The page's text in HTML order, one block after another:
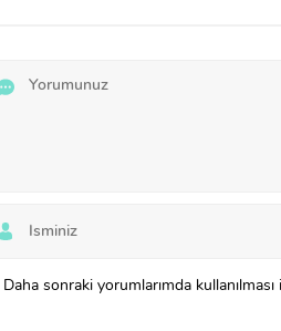
Daha sonraki yorumlarımda